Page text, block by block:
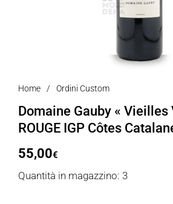
Home / Ordini Custom
Domaine Gauby « Vieilles
ROUGE IGP Côtes
55,00€
Quantità in magazzino: 3